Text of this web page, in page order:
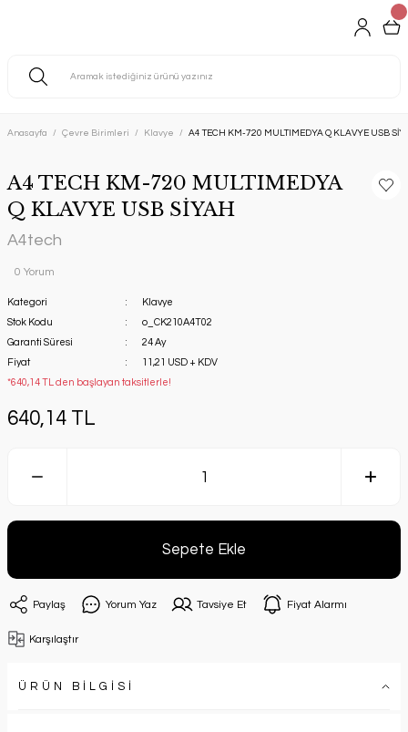
Anasayfa Çevre Birimleri Klavye A4 TECH KM-720 MULTIMEDYA Q KLAVYE USB
A4 TECH KM-720 MULTIMEDYA
Q KLAVYE USB SİYAH
A4tech
0 Yorum
Kategori
Klavye
Stok Kodu
o_CK210A4T02
Garanti Süresi
24 Ay
Fiyat
11,21 USD + KDV
*640,14 TL den başlayan taksitlerle!
640,14 TL
Sepete Ekle
Paylaş Yorum Yaz Tavsiye Et Fiyat Alarmı
Karşılaştır
ÜRÜN BİLGİSİ